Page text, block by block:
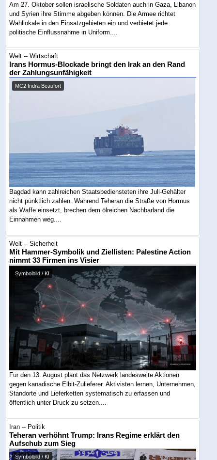
Am 27. Oktober sollen israelische Soldaten auch in Gaza, Libanon
und Syrien ihre Stimme abgeben können. Die Armee richtet
Wahllokale in den Einsatzgebieten ein und verbietet jede
politische Einflussnahme in Uniform....
Welt -- Wirtschaft
Irans Hormus-Blockade bringt den Irak an den Rand
der Zahlungsunfähigkeit
MC2 Indra Beaufort
Bagdad kann zahlreichen Staatsbediensteten ihre Juli-Gehälter
nicht pünktlich zahlen. Während Teheran die Straße von Hormus
als Waffe einsetzt, brechen dem ölreichen Nachbarland die
Einnahmen weg....
Welt -- Sicherheit
Mit Hammer-Symbolik und Ziellisten: Palestine Action
nimmt 33 Firmen ins Visier
Symbolbild / KI
Für den 13. August plant das Netzwerk landesweite Aktionen
gegen kanadische Elbit-Zulieferer. Aktivisten lernen, Unternehmen,
Standorte und Lieferketten systematisch zu erfassen und
öffentlich unter Druck zu setzen....
Iran -- Politik
Teheran verhöhnt Trump: Irans Regime erklärt den
Aufschub zum Sieg
Symbolbild / KI